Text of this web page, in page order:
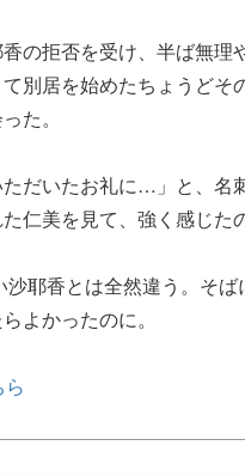
の拒否を受け、半ば無理
別居を始めたちょうどそ
た。
だいたお礼に…」と、名
仁美を見て、強く感じた
耶香とは全然違う。そば
よかったのに。
ら